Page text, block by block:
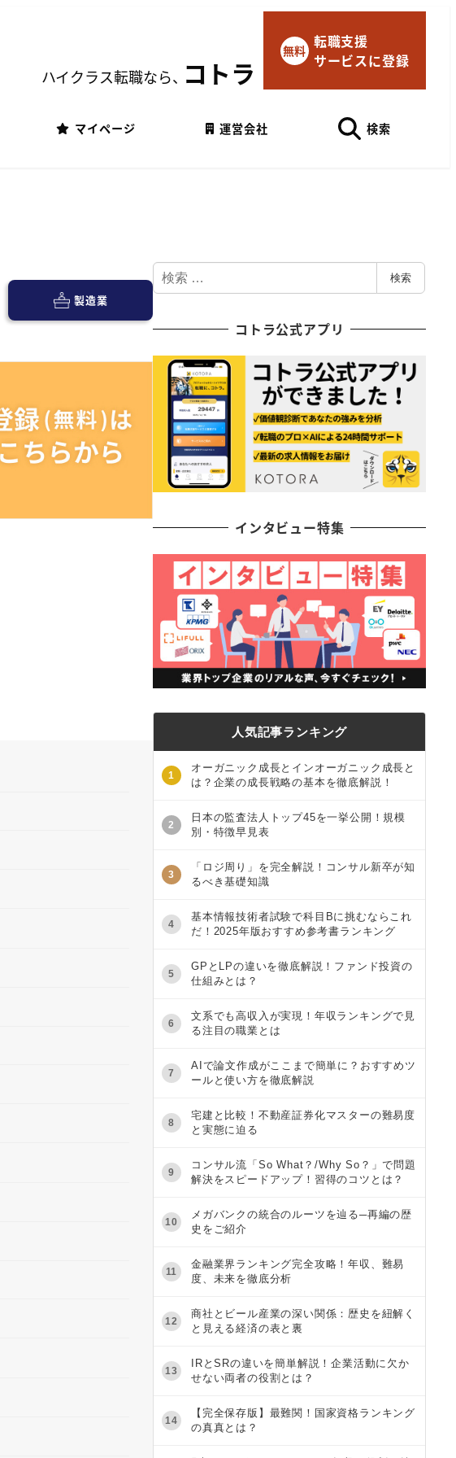
マイページにログイン
ハイクラス転職なら、コトラ
無料 転職支援
サービスに登録
マイページ 運営会社 検索
製造業
検
索
検索
コトラ公式アプリ
インタビュー特集
人気記事ランキング
1
オーガニック成長とインオーガニック成長と
は？企業の成長戦略の基本を徹底解説！
2
日本の監査法人トップ45を一挙公開！規模
別・特徴早見表
3
「ロジ周り」を完全解説！コンサル新卒が知
るべき基礎知識
4
基本情報技術者試験で科目Bに挑むならこれ
だ！2025年版おすすめ参考書ランキング
5
GPとLPの違いを徹底解説！ファンド投資の
仕組みとは？
6
文系でも高収入が実現！年収ランキングで見
る注目の職業とは
7
AIで論文作成がここまで簡単に？おすすめツ
ールと使い方を徹底解説
8
宅建と比較！不動産証券化マスターの難易度
と実態に迫る
9
コンサル流「So What？/Why So？」で問題
解決をスピードアップ！習得のコツとは？
10
メガバンクの統合のルーツを辿る─再編の歴
史をご紹介
11
金融業界ランキング完全攻略！年収、難易
度、未来を徹底分析
12
商社とビール産業の深い関係：歴史を紐解く
と見える経済の表と裏
13
IRとSRの違いを簡単解説！企業活動に欠か
せない両者の役割とは？
14
【完全保存版】最難関！国家資格ランキング
の真真とは？